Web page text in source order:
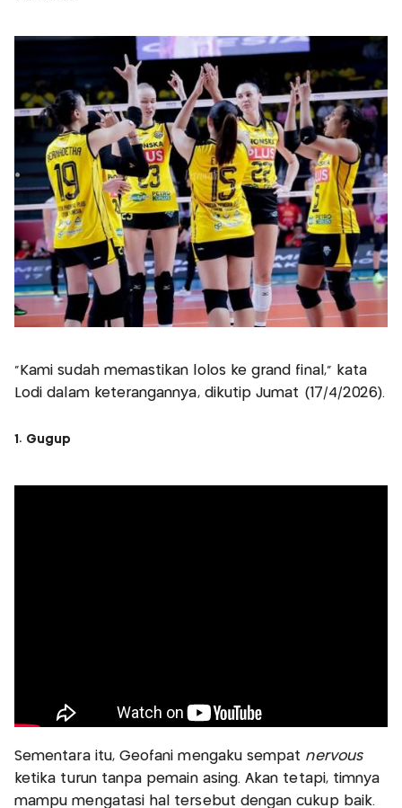
"Kami sudah memastikan lolos ke grand final," kata
Lodi dalam keterangannya, dikutip Jumat (17/4/2026).
1. Gugup
Sementara itu, Geofani mengaku sempat nervous
ketika turun tanpa pemain asing. Akan tetapi, timnya
mampu mengatasi hal tersebut dengan cukup baik.